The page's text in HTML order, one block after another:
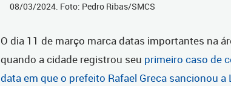
08/03/2024. Foto: Pedro Ribas/SMCS
O dia 11 de março marca datas importantes na
quando a cidade registrou seu primeiro caso de
data em que o prefeito Rafael Greca sancionou a